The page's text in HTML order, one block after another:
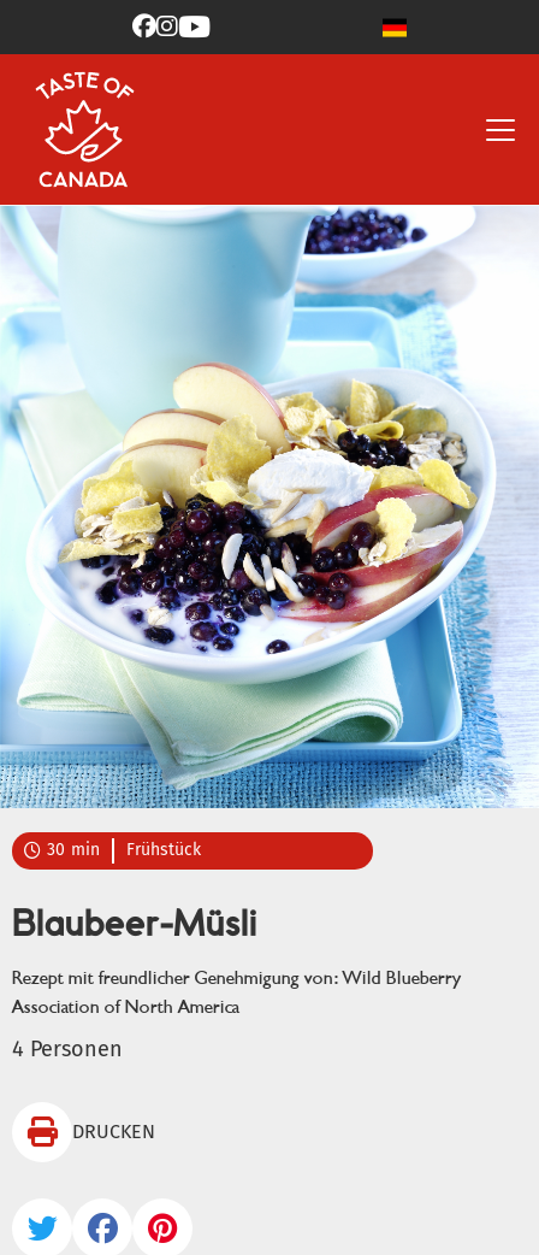

 30 min Frühstück
Blaubeer-Müsli
Rezept mit freundlicher Genehmigung von: Wild Blueberry
Association of North America
4 Personen
 DRUCKEN
  